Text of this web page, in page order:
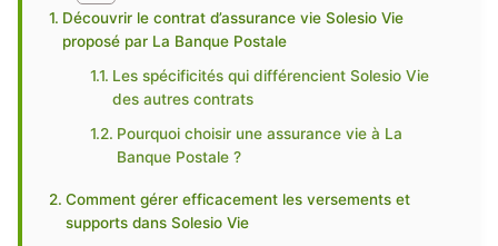
Découvrir le contrat d’assurance vie Solesio Vie
proposé par La Banque Postale
Les spécificités qui différencient Solesio Vie
des autres contrats
Pourquoi choisir une assurance vie à La
Banque Postale ?
Comment gérer efficacement les versements et
supports dans Solesio Vie